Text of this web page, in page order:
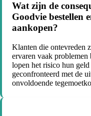
Wat zijn de
Goodvie bestellen
aankopen?
Klanten die ontevreden
ervaren vaak
lopen het risico hun
geconfronteerd met de
onvoldoende